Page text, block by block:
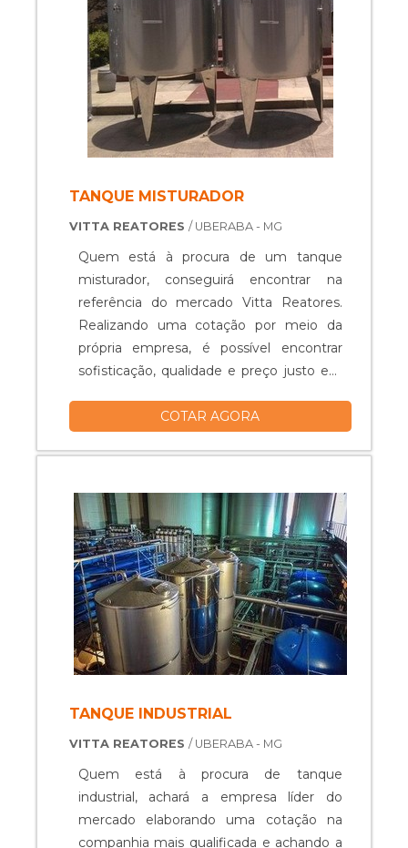
TANQUE MISTURADOR
VITTA REATORES / UBERABA - MG
Quem está à procura de um tanque
misturador, conseguirá encontrar na
referência do mercado Vitta Reatores.
Realizando uma cotação por meio da
própria empresa, é possível encontrar
sofisticação, qualidade e preço justo em
misturador, com os colaboradores da
benefício com equipamentos específicos
mais diversos tipos de prod...
COTAR AGORA
TANQUE INDUSTRIAL
VITTA REATORES / UBERABA - MG
Quem está à procura de tanque
industrial, achará a empresa líder do
mercado elaborando uma cotação na
companhia mais qualificada e achando a